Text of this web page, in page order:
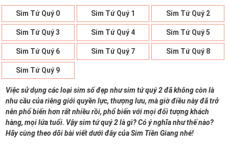
Sim Tứ Quý 0 Sim Tứ Quý 1 Sim Tứ Quý 2
Sim Tứ Quý 3 Sim Tứ Quý 4 Sim Tứ Quý 5
Sim Tứ Quý 6 Sim Tứ Quý 7 Sim Tứ Quý 8
Sim Tứ Quý 9
Việc sử dụng các loại sim số đẹp như sim tứ quý 2 đã không còn là
nhu cầu của riêng giới quyền lực, thượng lưu, mà giờ điều này đã trở
nên phổ biến hơn rất nhiều rồi, phổ biến với mọi đối tượng khách
hàng, mọi lứa tuổi. Vậy sim tứ quý 2 là gì? Có ý nghĩa như thế nào?
Hãy cùng theo dõi bài viết dưới đây của Sim Tiền Giang nhé!